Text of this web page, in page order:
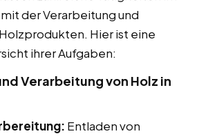
der Verarbeitung und
Hier ist eine
ihrer Aufgaben:
Verarbeitung von Holz in
Entladen von